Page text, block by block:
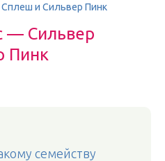
и Сильвер Пинк
— Сильвер
Пинк
семейству